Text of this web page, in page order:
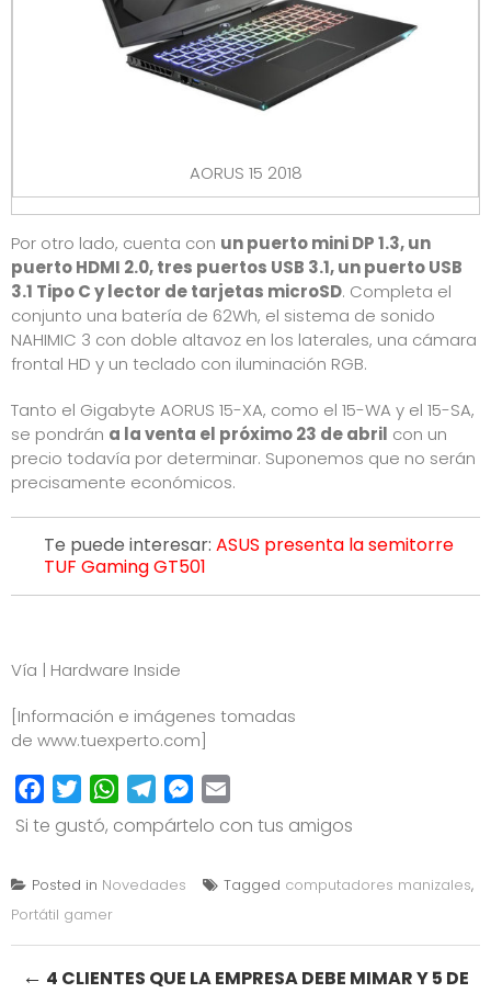
AORUS 15 2018
Por otro lado, cuenta con un puerto mini DP 1.3, un
puerto HDMI 2.0, tres puertos USB 3.1, un puerto USB
3.1 Tipo C y lector de tarjetas microSD. Completa el
conjunto una batería de 62Wh, el sistema de sonido
NAHIMIC 3 con doble altavoz en los laterales, una cámara
frontal HD y un teclado con iluminación RGB.
Tanto el Gigabyte AORUS 15-XA, como el 15-WA y el 15-SA,
se pondrán a la venta el próximo 23 de abril con un
precio todavía por determinar. Suponemos que no serán
precisamente económicos.
Te puede interesar: ASUS presenta la semitorre
TUF Gaming GT501
Vía | Hardware Inside
[Información e imágenes tomadas
de www.tuexperto.com]
FacebookTwitterWhatsApp
TelegramMessenger
Si te gustó, compártelo con tus amigos
Posted in Novedades Tagged computadores manizales,
Portátil gamer
Post
← 4 CLIENTES QUE LA EMPRESA DEBE MIMAR Y 5 DE